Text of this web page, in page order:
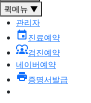
퀵메뉴 ▼
관리자
event진료예약
diversity_1검진예약
네이버예약
local_printshop증명서발급